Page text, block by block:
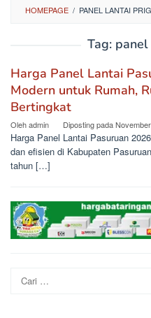
HOMEPAGE / PANEL LANTAI
Tag:
Harga Panel Lantai
Modern untuk Rumah,
Bertingkat
Olehadmin Diposting pada
Harga Panel Lantai Pasuruan
dan efisien di Kabupaten
tahun […]
Cari
untuk: